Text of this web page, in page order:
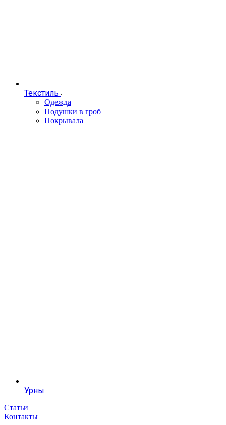
Текстиль
Одежда
Подушки в гроб
Покрывала
Урны
Статьи
Контакты